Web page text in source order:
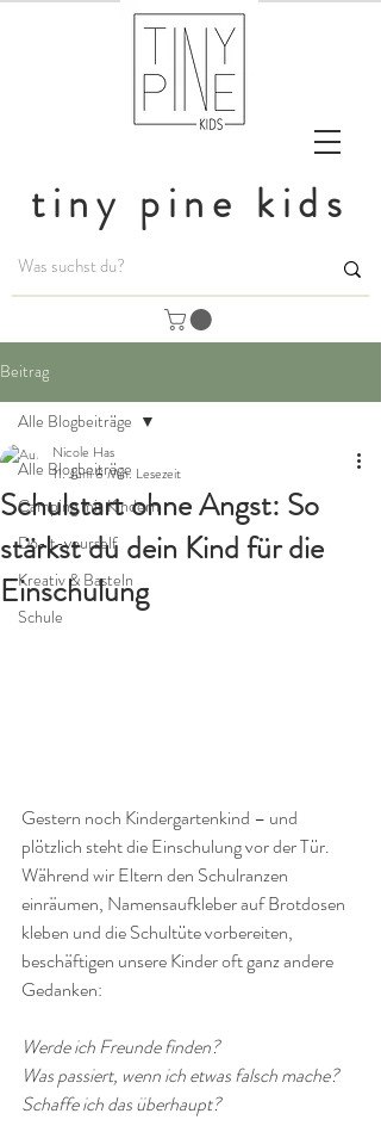
tiny pine kids
Beitrag
Alle Blogbeiträge
Camping mit Kindern
Do-it-yourself
Kreativ & Basteln
Schule
Alle Blogbeiträge
Schulstart ohne Angst: So
stärkst du dein Kind für die
Einschulung
Nicole Has
11. Juni8 Min. Lesezeit
Gestern noch Kindergartenkind – und
plötzlich steht die Einschulung vor der Tür.
Während wir Eltern den Schulranzen
einräumen, Namensaufkleber auf Brotdosen
kleben und die Schultüte vorbereiten,
beschäftigen unsere Kinder oft ganz andere
Gedanken:
Werde ich Freunde finden?
Was passiert, wenn ich etwas falsch mache?
Schaffe ich das überhaupt?